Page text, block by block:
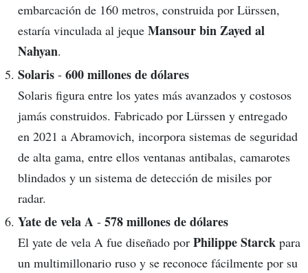
embarcación de 160 metros, construida por Lürssen,
estaría vinculada al jeque Mansour bin Zayed al
Nahyan.
Solaris - 600 millones de dólares
Solaris figura entre los yates más avanzados y costosos
jamás construidos. Fabricado por Lürssen y entregado
en 2021 a Abramovich, incorpora sistemas de seguridad
de alta gama, entre ellos ventanas antibalas, camarotes
blindados y un sistema de detección de misiles por
radar.
Yate de vela A - 578 millones de dólares
El yate de vela A fue diseñado por Philippe Starck para
un multimillonario ruso y se reconoce fácilmente por su